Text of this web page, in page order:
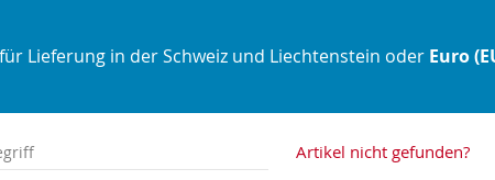
für Lieferung in der Schweiz und Liechtenstein oder Euro
Artikel nicht gefunden?